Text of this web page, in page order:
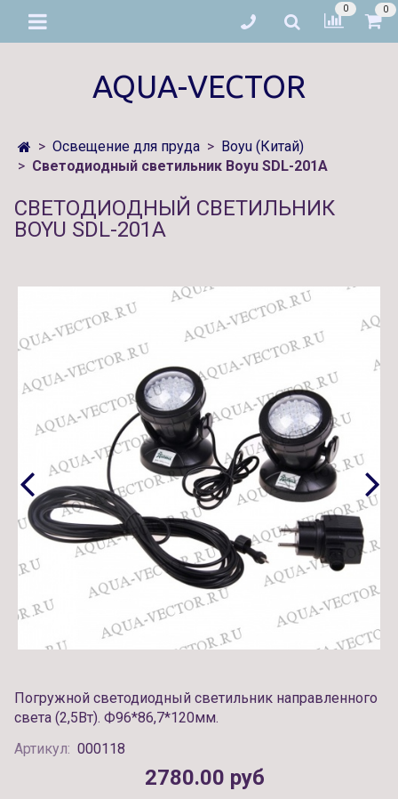
0 0
AQUA-VECTOR
Освещение для пруда
Boyu (Китай)
Светодиодный светильник Boyu SDL-201A
СВЕТОДИОДНЫЙ СВЕТИЛЬНИК
BOYU SDL-201A
Погружной светодиодный светильник направленного
света (2,5Вт). Ф96*86,7*120мм.
Артикул: 000118
2780.00 руб